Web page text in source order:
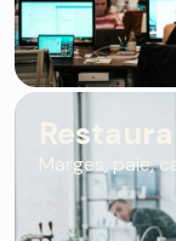
Marges, paie,